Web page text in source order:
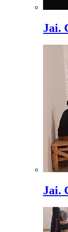
Jai.
Jai.